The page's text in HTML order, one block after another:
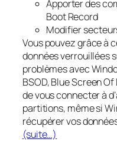
Apporter des
Boot Record
Modifier
Vous pouvez grâce à
données verrouillées
problèmes avec
BSOD, Blue Screen
de vous connecter à
partitions, même si
récupérer vos
(suite…)